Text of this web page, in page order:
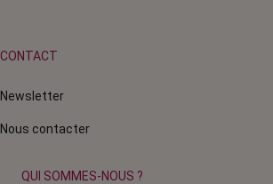
CONTACT
Newsletter
Nous contacter
QUI SOMMES-NOUS ?